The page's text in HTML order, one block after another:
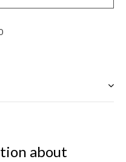
about